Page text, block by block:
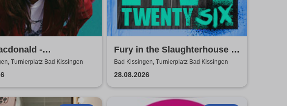
-
2026
Turnierplatz Bad Kissingen
Fury in the Slaughterhouse -
Fury Live Twenty Six
Bad Kissingen, Turnierplatz Bad Kissingen
28.08.2026